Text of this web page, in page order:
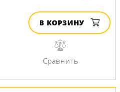
В КОРЗИНУ